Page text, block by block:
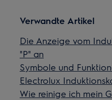
Verwandte Artikel
Die Anzeige vom
"P" an
Symbole und
Electrolux
Wie reinige ich mein